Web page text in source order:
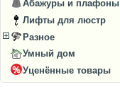
Абажуры и плафоны
Лифты для люстр
Разное
Умный дом
Уценённые товары